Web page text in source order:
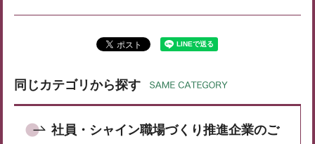
同じカテゴリから探す
社員・シャイン職場づくり推進企業のご